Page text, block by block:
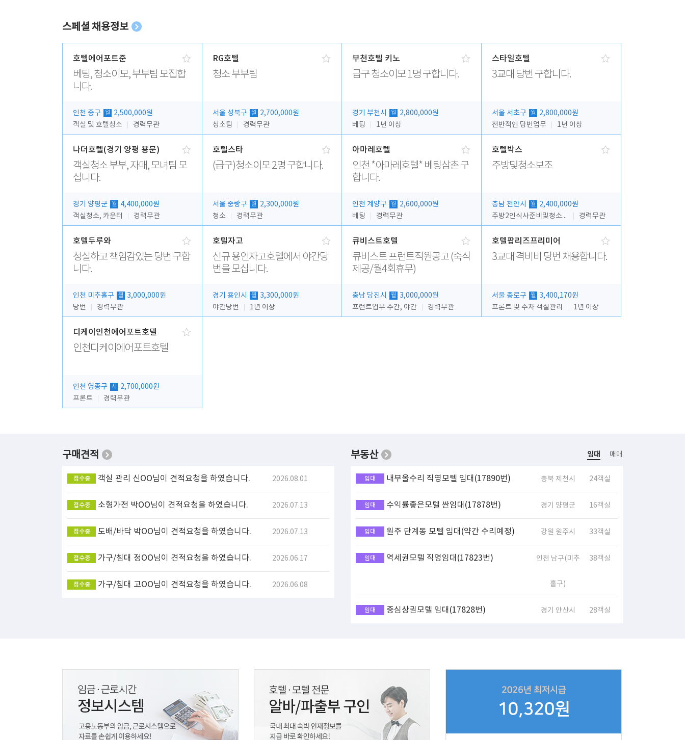
스페셜 채용정보
호텔에어포트준
베팅, 청소이모, 부부팀 모집합
니다.
인천 중구 월
2,500,000원
객실 및 호텔청소
경력무관
RG호텔
청소 부부팀
서울 성북구 월
2,700,000원
청소팀
경력무관
부천호텔 키노
급구 청소이모 1명 구합니다.
경기 부천시 월
2,800,000원
베팅
1년 이상
스타일호텔
3교대 당번 구합니다.
서울 서초구 월
2,800,000원
전반적인 당번업무
1년 이상
나더호텔(경기 양평 용문)
객실청소 부부, 자매, 모녀팀 모
십니다.
경기 양평군 월
4,400,000원
객실청소, 카운터
경력무관
호텔스타
(급구)청소이모 2명 구합니다.
서울 중랑구 월
2,300,000원
청소
경력무관
아마레호텔
인천 *아마레호텔* 베팅삼촌 구
합니다.
인천 계양구 월
2,600,000원
베팅
경력무관
호텔박스
주방및청소보조
충남 천안시 월
2,400,000원
주방2인식사준비및청소린렌보조
경력무관
호텔두루와
성실하고 책임감있는 당번 구합
니다.
인천 미추홀구 월
3,000,000원
당번
경력무관
호텔자고
신규 용인자고호텔에서 야간당
번을 모십니다.
경기 용인시 월
3,300,000원
야간당번
1년 이상
큐비스트호텔
큐비스트 프런트직원공고 (숙식
제공/월4회휴무)
충남 당진시 월
3,000,000원
프런트업무 주간, 야간
경력무관
호텔팝리즈프리미어
3교대 격비비 당번 채용합니다.
서울 종로구 월
3,400,170원
프론트 및 주차 객실관리
1년 이상
디케이인천에어포트호텔
인천디케이에어포트호텔
인천 영종구 시
2,700,000원
프론트
경력무관
구매견적
객실 관리
접수중 신OO님이 견적요청을 하였습니다. 2026.08.01
소형가전
접수중 박OO님이 견적요청을 하였습니다. 2026.07.13
도배/바닥
접수중 박OO님이 견적요청을 하였습니다. 2026.07.13
가구/침대
접수중 정OO님이 견적요청을 하였습니다. 2026.06.17
가구/침대
접수중 고OO님이 견적요청을 하였습니다. 2026.06.08
부동산 임대 매매
임대 내부올수리 직영모텔 임대(17890번) 충북 제천시 24객실
임대 수익률좋은모텔 싼임대(17878번) 경기 양평군 16객실
임대 원주 단계동 모텔 임대(약간 수리예정) 강원 원주시 33객실
임대 역세권모텔 직영임대(17823번) 인천 남구(미추
홀구)
38객실
임대 중심상권모텔 임대(17828번) 경기 안산시 28객실